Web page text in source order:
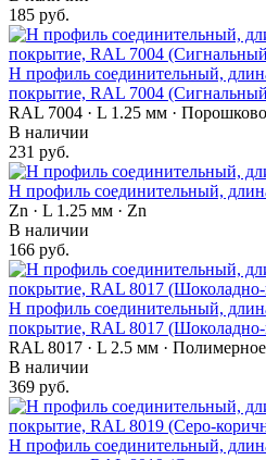
185 руб.
Н профиль соединительный,
покрытие, RAL 7004
RAL 7004 · L 1.25 мм ·
В наличии
231 руб.
Н профиль соединительный,
Zn · L 1.25 мм · Zn
В наличии
166 руб.
Н профиль соединительный,
покрытие, RAL 8017
RAL 8017 · L 2.5 мм · Полимерное
В наличии
369 руб.
Н профиль соединительный,